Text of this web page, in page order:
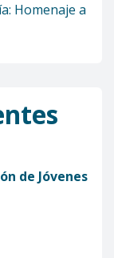
Homenaje a
de Jóvenes